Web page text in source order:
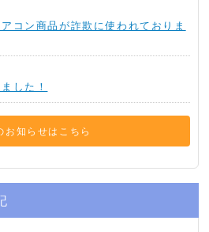
ン商品が詐欺に使われておりま
した！
お知らせはこちら